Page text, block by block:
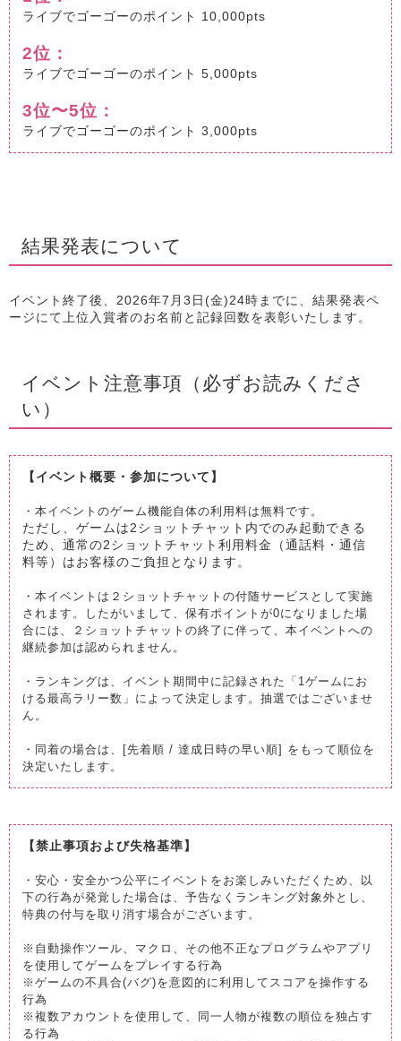
ライブでゴーゴーのポイント 10,000pts
2位：
ライブでゴーゴーのポイント 5,000pts
3位〜5位：
ライブでゴーゴーのポイント 3,000pts
結果発表について
イベント終了後、2026年7月3日(金)24時までに、結果発表ペ
ージにて上位入賞者のお名前と記録回数を表彰いたします。
イベント注意事項（必ずお読みくださ
い）
【イベント概要・参加について】
・本イベントのゲーム機能自体の利用料は無料です。
ただし、ゲームは2ショットチャット内でのみ起動できる
ため、通常の2ショットチャット利用料金（通話料・通信
料等）はお客様のご負担となります。
・本イベントは２ショットチャットの付随サービスとして実施
されます。したがいまして、保有ポイントが0になりました場
合には、２ショットチャットの終了に伴って、本イベントへの
継続参加は認められません。
・ランキングは、イベント期間中に記録された「1ゲームにお
ける最高ラリー数」によって決定します。抽選ではございませ
ん。
・同着の場合は、[先着順 / 達成日時の早い順] をもって順位を
決定いたします。
【禁止事項および失格基準】
・安心・安全かつ公平にイベントをお楽しみいただくため、以
下の行為が発覚した場合は、予告なくランキング対象外とし、
特典の付与を取り消す場合がございます。
※自動操作ツール、マクロ、その他不正なプログラムやアプリ
を使用してゲームをプレイする行為
※ゲームの不具合(バグ)を意図的に利用してスコアを操作する
行為
※複数アカウントを使用して、同一人物が複数の順位を独占す
る行為